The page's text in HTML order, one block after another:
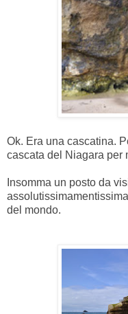
Ok. Era una cascatina.
cascata del Niagara per
Insomma un posto da
del mondo.